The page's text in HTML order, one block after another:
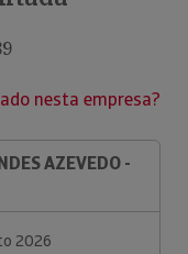
nesta empresa?
AZEVEDO -
2026